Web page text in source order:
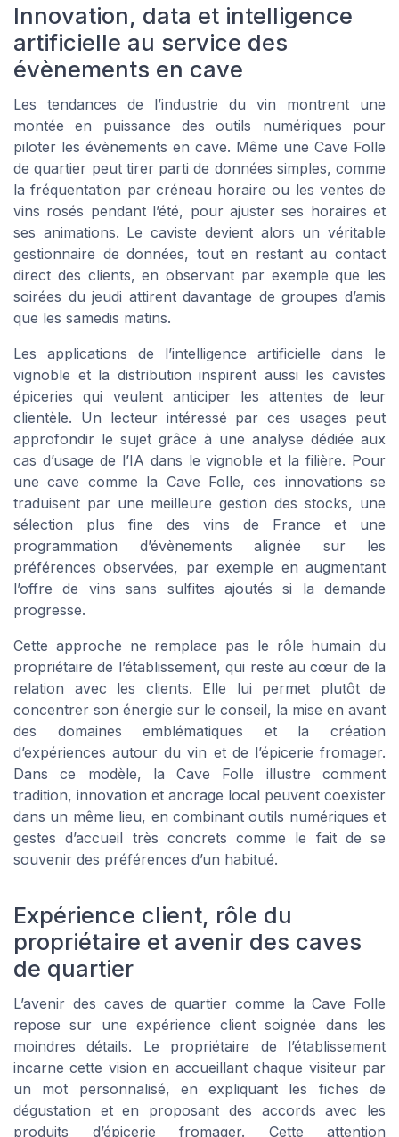
Innovation, data et intelligence
artificielle au service des
évènements en cave
Les tendances de l’industrie du vin montrent une
montée en puissance des outils numériques pour
piloter les évènements en cave. Même une Cave Folle
de quartier peut tirer parti de données simples, comme
la fréquentation par créneau horaire ou les ventes de
vins rosés pendant l’été, pour ajuster ses horaires et
ses animations. Le caviste devient alors un véritable
gestionnaire de données, tout en restant au contact
direct des clients, en observant par exemple que les
soirées du jeudi attirent davantage de groupes d’amis
que les samedis matins.
Les applications de l’intelligence artificielle dans le
vignoble et la distribution inspirent aussi les cavistes
épiceries qui veulent anticiper les attentes de leur
clientèle. Un lecteur intéressé par ces usages peut
approfondir le sujet grâce à une analyse dédiée aux
cas d’usage de l’IA dans le vignoble et la filière. Pour
une cave comme la Cave Folle, ces innovations se
traduisent par une meilleure gestion des stocks, une
sélection plus fine des vins de France et une
programmation d’évènements alignée sur les
préférences observées, par exemple en augmentant
l’offre de vins sans sulfites ajoutés si la demande
progresse.
Cette approche ne remplace pas le rôle humain du
propriétaire de l’établissement, qui reste au cœur de la
relation avec les clients. Elle lui permet plutôt de
concentrer son énergie sur le conseil, la mise en avant
des domaines emblématiques et la création
d’expériences autour du vin et de l’épicerie fromager.
Dans ce modèle, la Cave Folle illustre comment
tradition, innovation et ancrage local peuvent coexister
dans un même lieu, en combinant outils numériques et
gestes d’accueil très concrets comme le fait de se
souvenir des préférences d’un habitué.
Expérience client, rôle du
propriétaire et avenir des caves
de quartier
L’avenir des caves de quartier comme la Cave Folle
repose sur une expérience client soignée dans les
moindres détails. Le propriétaire de l’établissement
incarne cette vision en accueillant chaque visiteur par
un mot personnalisé, en expliquant les fiches de
dégustation et en proposant des accords avec les
produits d’épicerie fromager. Cette attention